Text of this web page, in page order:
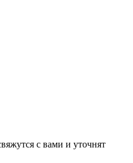
с вами и уточнят